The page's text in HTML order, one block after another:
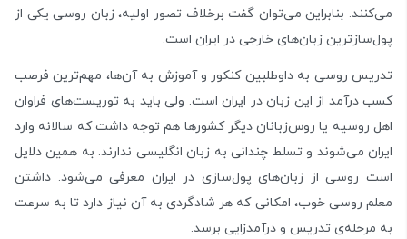
می‌کنند. بنابراین می‌توان گفت برخلاف تصور اولیه، زبان روسی یکی از
پول‌سازترین زبان‌های خارجی در ایران است.
تدریس روسی به داوطلبین کنکور و آموزش به آن‌ها، مهم‌ترین فرصب
کسب درآمد از این زبان در ایران است. ولی باید به توریست‌های فراوان
اهل روسیه یا روس‌زبانان دیگر کشورها هم توجه داشت که سالانه وارد
ایران می‌شوند و تسلط چندانی به زبان انگلیسی ندارند. به همین دلایل
است روسی از زبان‌های پول‌سازی در ایران معرفی می‌شود. داشتن
معلم روسی خوب، امکانی که هر شادگردی به آن نیاز دارد تا به سرعت
به مرحله‌ی تدریس و درآمدزایی برسد.